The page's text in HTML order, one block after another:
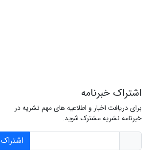
اشتراک خبرنامه
برای دریافت اخبار و اطلاعیه های مهم نشریه در
خبرنامه نشریه مشترک شوید.
اشتراک